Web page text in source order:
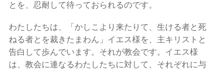
とを、忍耐して待っておられるのです。
わたしたちは、「かしこより来たりて、生ける者と死
ねる者とを裁きたまわん」イエス様を、主キリストと
告白して歩んでいます。それが教会です。イエス様
は、教会に連なるわたしたちに対して、それぞれに与